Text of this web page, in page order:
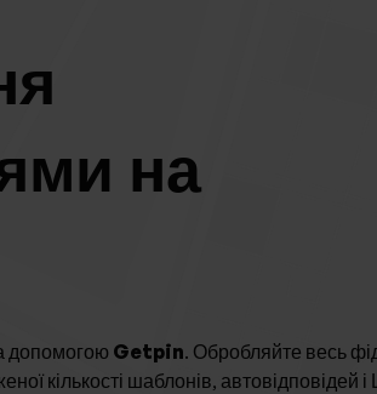
на
допомогою Getpin. Обробляйте весь
кількості шаблонів, автовідповідей і